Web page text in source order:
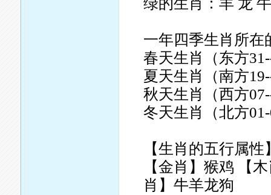
绿的生肖：羊 龙
一年四季生肖所在
春天生肖（东方
夏天生肖（南方
秋天生肖（西方
冬天生肖（北方
【生肖的五行属性
【金肖】猴鸡 【
肖】牛羊龙狗